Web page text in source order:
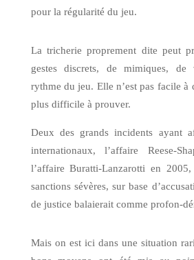
pour la régularité du jeu.
La tricherie proprement dite peut
gestes discrets, de mimiques, de
rythme du jeu. Elle n’est pas facile à
plus difficile à prouver.
Deux des grands incidents ayant
internationaux, l’affaire Reese-
l’affaire Buratti-Lanzarotti en
sanctions sévères, sur base
de justice balaierait comme profon-
Mais on est ici dans une situation